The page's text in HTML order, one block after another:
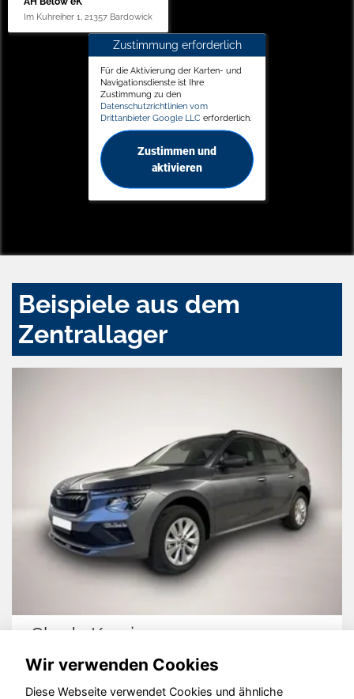
Im Kuhreiher 1, 21357 Bardowick
Zustimmung erforderlich
Für die Aktivierung der Karten- und
Navigationsdienste ist Ihre
Zustimmung zu den
Datenschutzrichtlinien vom
Drittanbieter Google LLC erforderlich.
Zustimmen und
aktivieren
Beispiele aus dem
Zentrallager
Wir verwenden Cookies
Diese Webseite verwendet Cookies und ähnliche